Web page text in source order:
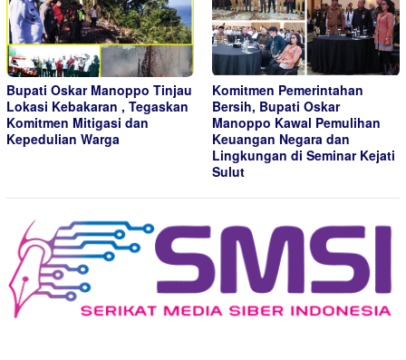
Bupati Oskar Manoppo Tinjau
Lokasi Kebakaran , Tegaskan
Komitmen Mitigasi dan
Kepedulian Warga
Komitmen Pemerintahan
Bersih, Bupati Oskar
Manoppo Kawal Pemulihan
Keuangan Negara dan
Lingkungan di Seminar Kejati
Sulut